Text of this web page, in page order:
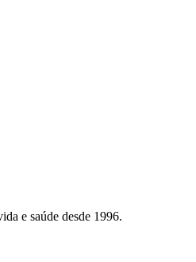
e saúde desde 1996.